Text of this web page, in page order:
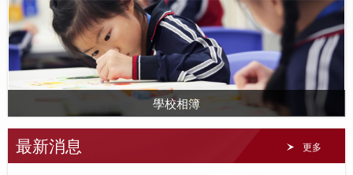
學校相簿
更多
最新消息